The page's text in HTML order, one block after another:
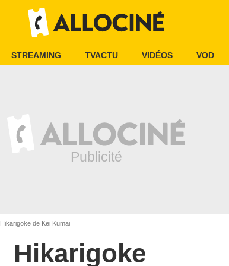
STREAMING TVACTU VIDÉOS VOD
Hikarigoke de Kei Kumai
Hikarigoke